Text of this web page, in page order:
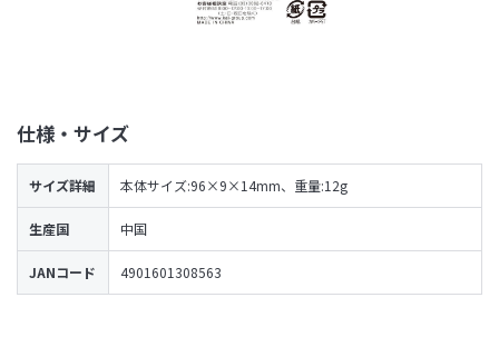
仕様・サイズ
サイズ詳細 本体サイズ:96×9×14mm、重量:12g
生産国 中国
JANコード 4901601308563